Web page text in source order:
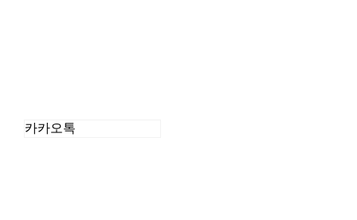
카카오톡